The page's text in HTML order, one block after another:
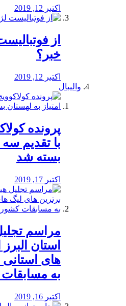
اکتبر 12, 2019
از
خبر؟
اکتبر 12, 2019
والیبال
پرونده
با تقدیم سه
بسته شد
اکتبر 17, 2019
مراسم
استان
های
به
اکتبر 16, 2019